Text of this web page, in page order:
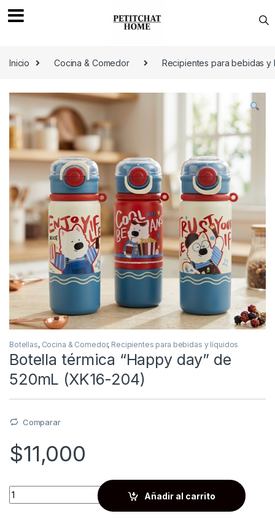
Inicio
Cocina & Comedor Recipientes para bebidas y
Botellas, Cocina & Comedor, Recipientes para bebidas y líquidos
Botella térmica “Happy day” de
520mL (XK16-204)
Comparar
$11,000
Quantity
Añadir al carrito